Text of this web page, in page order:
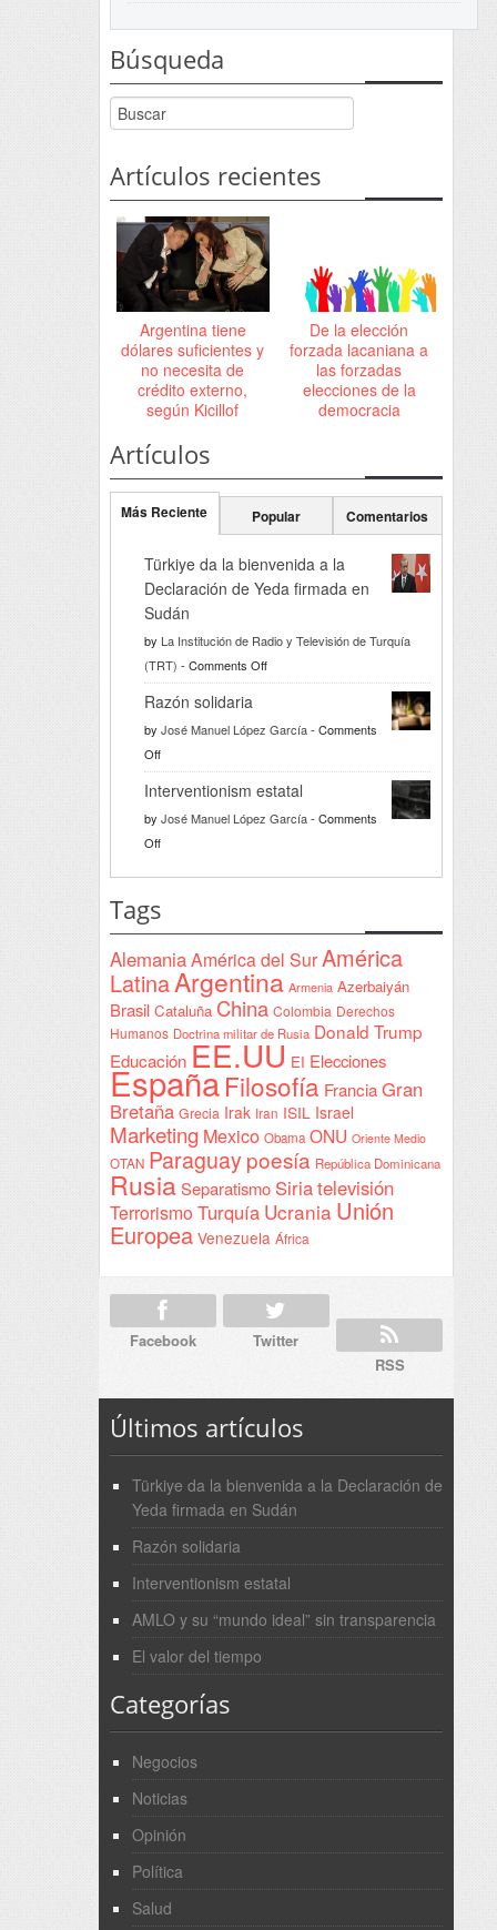
Búsqueda
Artículos recientes
Argentina tiene
dólares suficientes y
no necesita de
crédito externo,
según Kicillof
De la elección
forzada lacaniana a
las forzadas
elecciones de la
democracia
Artículos
Más Reciente Popular Comentarios
Türkiye da la bienvenida a la
Declaración de Yeda firmada en
Sudán
by La Institución de Radio y Televisión de Turquía
(TRT) - Comments Offon
Türkiye
la
a
Yeda
en
Sudán
Razón solidaria
by José Manuel López García- Comments
Offon
Razón
solidaria
Interventionism estatal
by José Manuel López García- Comments
Offon
Tags
AlemaniaAmérica del SurAmérica
LatinaArgentina Armenia Azerbaiyán
Brasil Cataluña China Colombia Derechos
Humanos Doctrina militar de Rusia Donald Trump
EducaciónEE.UU EI Elecciones
España Filosofía Francia Gran
Bretaña Grecia Irak Iran ISIL Israel
Marketing Mexico Obama ONU Oriente Medio
OTAN Paraguay poesía República Dominicana
Rusia Separatismo Siriatelevisión
Terrorismo Turquía Ucrania Unión
Europea Venezuela África
Facebook
Twitter
RSS
Últimos artículos
Türkiye da la bienvenida a la Declaración de
Yeda firmada en Sudán
Razón solidaria
Interventionism estatal
AMLO y su “mundo ideal” sin transparencia
El valor del tiempo
Categorías
Negocios
Noticias
Opinión
Política
Salud